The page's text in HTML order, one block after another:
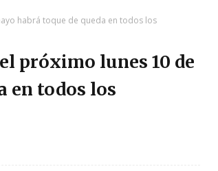
habrá toque de queda en todos los
próximo lunes 10 de
en todos los